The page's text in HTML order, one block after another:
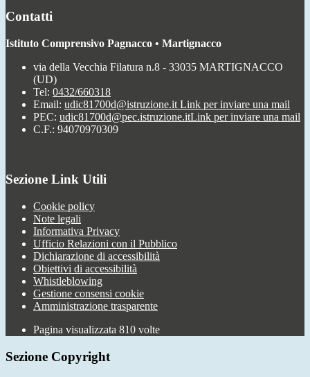
Contatti
Istituto Comprensivo Pagnacco • Martignacco
via della Vecchia Filatura n.8 - 33035 MARTIGNACCO
(UD)
Tel: 0432/660318
Email: udic81700d@istruzione.it Link per inviare una mail
PEC: udic81700d@pec.istruzione.itLink per inviare una mail
C.F.: 94070970309
Sezione Link Utili
Cookie policy
Note legali
Informativa Privacy
Ufficio Relazioni con il Pubblico
Dichiarazione di accessibilità
Obiettivi di accessibilità
Whistleblowing
Gestione consensi cookie
Amministrazione trasparente
Pagina visualizzata 810 volte
Sezione Copyright